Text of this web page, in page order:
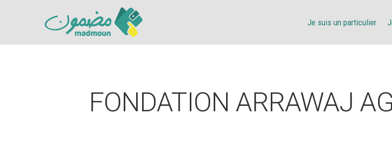
Hit enter to search or ESC to close
Je suis un particulier
FONDATION ARRAWAJ